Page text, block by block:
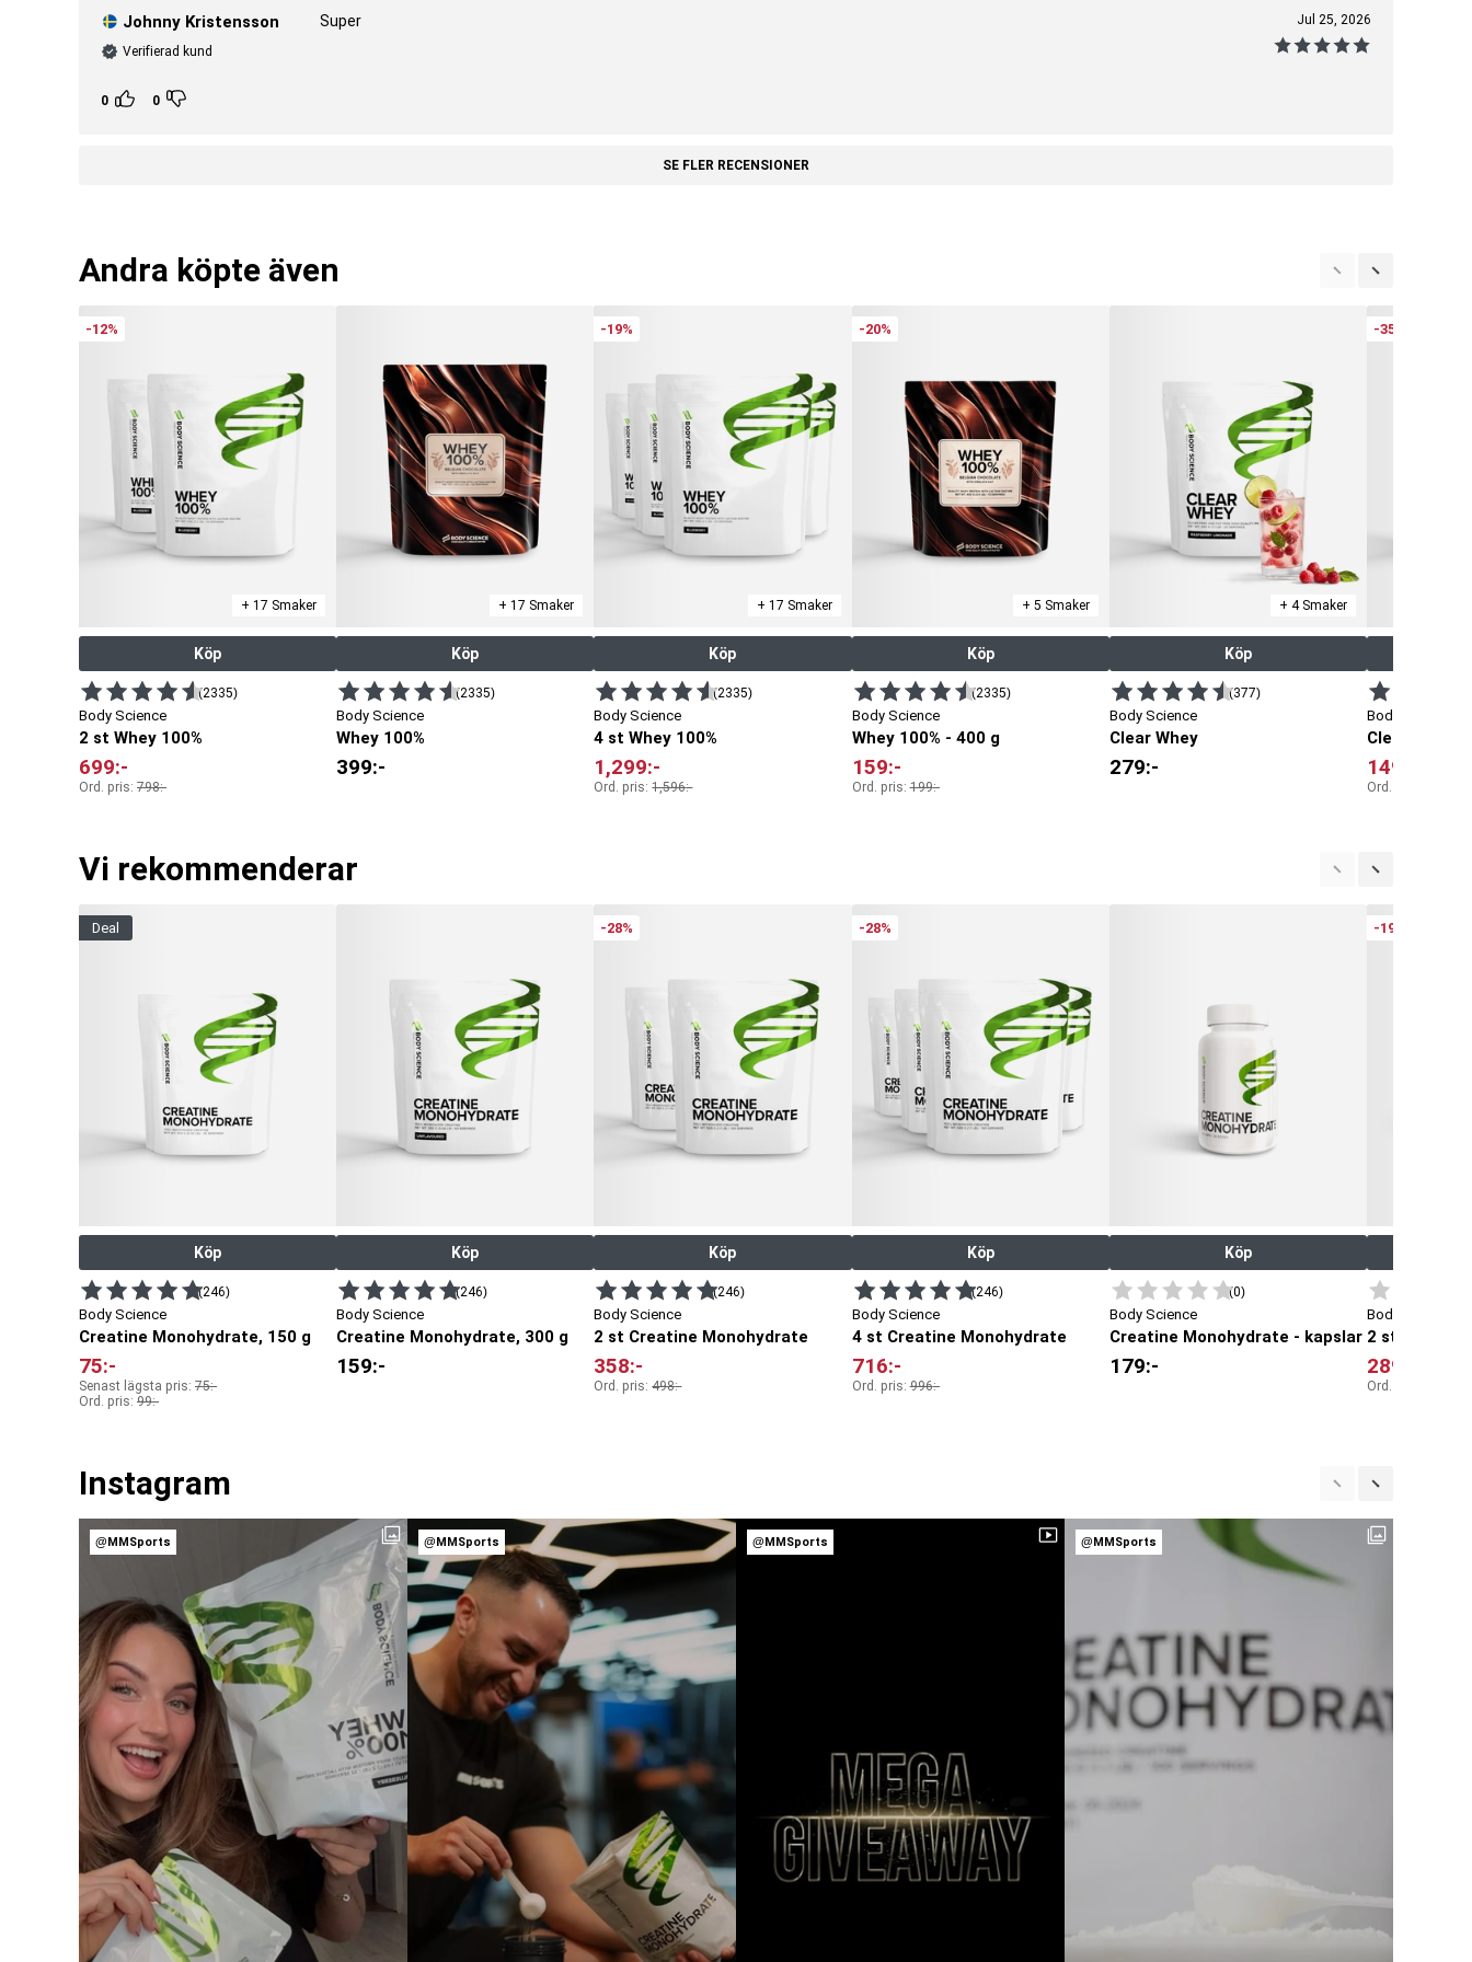
Johnny Kristensson
Verifierad kund
0 0
Super Jul 25, 2026
SE FLER RECENSIONER
Andra köpte även
-12%
+ 17 Smaker
Köp
(2335)
Body Science
2 st Whey 100%
699:-
Ord. pris: 798:-
+ 17 Smaker
Köp
(2335)
Body Science
Whey 100%
399:-
-19%
+ 17 Smaker
Köp
(2335)
Body Science
4 st Whey 100%
1,299:-
Ord. pris:1,596:-
-20%
+ 5 Smaker
Köp
(2335)
Body Science
Whey 100% - 400 g
159:-
Ord. pris:199:-
+ 4 Smaker
Köp
(377)
Body Science
Clear Whey
279:-
-35%
Body Science
Clear Protein
149
Ord. pris:
Vi rekommenderar
deal
Köp
(246)
Body Science
Creatine Monohydrate, 150 g
75:-
Senast lägsta pris: 75:-
Ord. pris: 99:-
Köp
(246)
Body Science
Creatine Monohydrate, 300 g
159:-
-28%
Köp
(246)
Body Science
2 st Creatine Monohydrate
358:-
Ord. pris:498:-
-28%
Köp
(246)
Body Science
4 st Creatine Monohydrate
716:-
Ord. pris:996:-
Köp
(0)
Body Science
Creatine Monohydrate - kapslar
179:-
-19%
Body Science
289
Ord. pris:
Instagram
@MMSports @MMSports @MMSports @MMSports